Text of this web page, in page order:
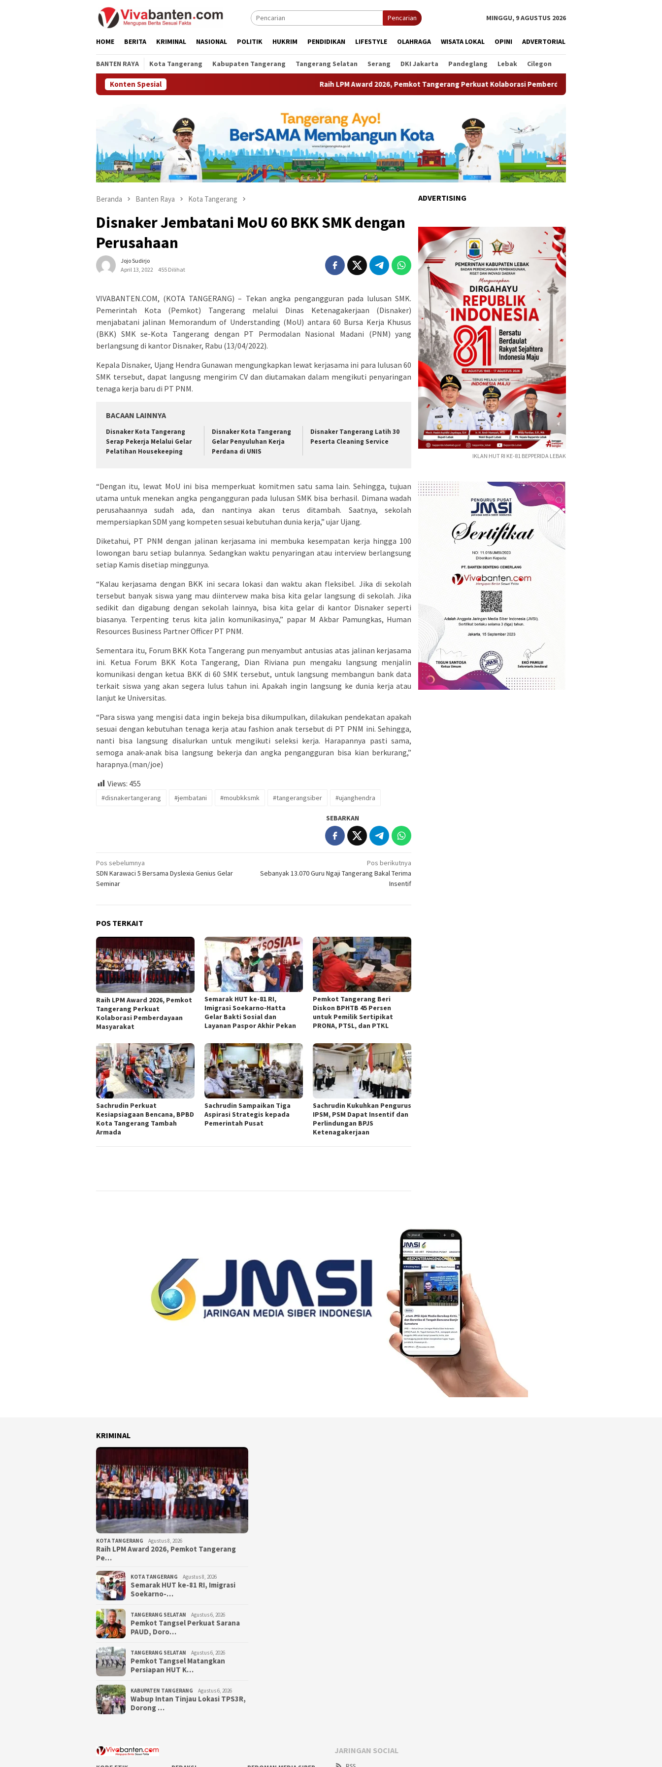
Pencarian MINGGU, 9 AGUSTUS 2026
HOME BERITA KRIMINAL NASIONAL POLITIK HUKRIM PENDIDIKAN LIFESTYLE OLAHRAGA WISATA LOKAL OPINI ADVERTORIAL
BANTEN RAYA Kota Tangerang Kabupaten Tangerang Tangerang Selatan Serang DKI Jakarta Pandeglang Lebak Cilegon
Konten Spesial Raih LPM Award 2026, Pemkot Tangerang Perkuat Kolaborasi Pemberdayaan Masyarakat
Beranda Banten Raya Kota Tangerang
Disnaker Jembatani MoU 60 BKK SMK dengan
Perusahaan
Jojo Sudirjo
April 13, 2022
455 Dilihat
VIVABANTEN.COM, (KOTA TANGERANG) – Tekan angka pengangguran pada lulusan SMK.
Pemerintah Kota (Pemkot) Tangerang melalui Dinas Ketenagakerjaan (Disnaker)
menjabatani jalinan Memorandum of Understanding (MoU) antara 60 Bursa Kerja Khusus
(BKK) SMK se-Kota Tangerang dengan PT Permodalan Nasional Madani (PNM) yang
berlangsung di kantor Disnaker, Rabu (13/04/2022).
Kepala Disnaker, Ujang Hendra Gunawan mengungkapkan lewat kerjasama ini para lulusan 60
SMK tersebut, dapat langusng mengirim CV dan diutamakan dalam mengikuti penyaringan
tenaga kerja baru di PT PNM.
BACAAN LAINNYA
Disnaker Kota Tangerang
Serap Pekerja Melalui Gelar
Pelatihan Housekeeping
Disnaker Kota Tangerang
Gelar Penyuluhan Kerja
Perdana di UNIS
Disnaker Tangerang Latih 30
Peserta Cleaning Service
“Dengan itu, lewat MoU ini bisa memperkuat komitmen satu sama lain. Sehingga, tujuan
utama untuk menekan angka pengangguran pada lulusan SMK bisa berhasil. Dimana wadah
perusahaannya sudah ada, dan nantinya akan terus ditambah. Saatnya, sekolah
mempersiapkan SDM yang kompeten sesuai kebutuhan dunia kerja,” ujar Ujang.
Diketahui, PT PNM dengan jalinan kerjasama ini membuka kesempatan kerja hingga 100
lowongan baru setiap bulannya. Sedangkan waktu penyaringan atau interview berlangsung
setiap Kamis disetiap minggunya.
“Kalau kerjasama dengan BKK ini secara lokasi dan waktu akan fleksibel. Jika di sekolah
tersebut banyak siswa yang mau diintervew maka bisa kita gelar langsung di sekolah. Jika
sedikit dan digabung dengan sekolah lainnya, bisa kita gelar di kantor Disnaker seperti
biasanya. Terpenting terus kita jalin komunikasinya,” papar M Akbar Pamungkas, Human
Resources Business Partner Officer PT PNM.
Sementara itu, Forum BKK Kota Tangerang pun menyambut antusias atas jalinan kerjasama
ini. Ketua Forum BKK Kota Tangerang, Dian Riviana pun mengaku langsung menjalin
komunikasi dengan ketua BKK di 60 SMK tersebut, untuk langsung membangun bank data
terkait siswa yang akan segera lulus tahun ini. Apakah ingin langsung ke dunia kerja atau
lanjut ke Universitas.
“Para siswa yang mengisi data ingin bekeja bisa dikumpulkan, dilakukan pendekatan apakah
sesuai dengan kebutuhan tenaga kerja atau fashion anak tersebut di PT PNM ini. Sehingga,
nanti bisa langsung disalurkan untuk mengikuti seleksi kerja. Harapannya pasti sama,
semoga anak-anak bisa langsung bekerja dan angka pengangguran bisa kian berkurang,”
harapnya.(man/joe)
Views: 455
#disnakertangerang #jembatani #moubkksmk #tangerangsiber #ujanghendra
SEBARKAN
Navigasi
pos
Pos sebelumnya
SDN Karawaci 5 Bersama Dyslexia Genius Gelar
Seminar
Pos berikutnya
Sebanyak 13.070 Guru Ngaji Tangerang Bakal Terima
Insentif
POS TERKAIT
Raih LPM Award 2026, Pemkot
Tangerang Perkuat
Kolaborasi Pemberdayaan
Masyarakat
Semarak HUT ke-81 RI,
Imigrasi Soekarno-Hatta
Gelar Bakti Sosial dan
Layanan Paspor Akhir Pekan
Pemkot Tangerang Beri
Diskon BPHTB 45 Persen
untuk Pemilik Sertipikat
PRONA, PTSL, dan PTKL
Sachrudin Perkuat
Kesiapsiagaan Bencana, BPBD
Kota Tangerang Tambah
Armada
Sachrudin Sampaikan Tiga
Aspirasi Strategis kepada
Pemerintah Pusat
Sachrudin Kukuhkan Pengurus
IPSM, PSM Dapat Insentif dan
Perlindungan BPJS
Ketenagakerjaan
ADVERTISING
IKLAN HUT RI KE-81 BEPPERIDA LEBAK
KRIMINAL
KOTA TANGERANG Agustus 8, 2026
Raih LPM Award 2026, Pemkot Tangerang
Pe…
KOTA TANGERANG Agustus 8, 2026
Semarak HUT ke-81 RI, Imigrasi
Soekarno-…
TANGERANG SELATAN Agustus 6, 2026
Pemkot Tangsel Perkuat Sarana
PAUD, Doro…
TANGERANG SELATAN Agustus 6, 2026
Pemkot Tangsel Matangkan
Persiapan HUT K…
KABUPATEN TANGERANG Agustus 6, 2026
Wabup Intan Tinjau Lokasi TPS3R,
Dorong …
JARINGAN SOCIAL